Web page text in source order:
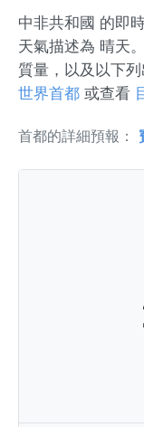
中非共和國 的即
天氣描述為 晴天
質量，以及以下
世界首都 或查看
首都的詳細預報：